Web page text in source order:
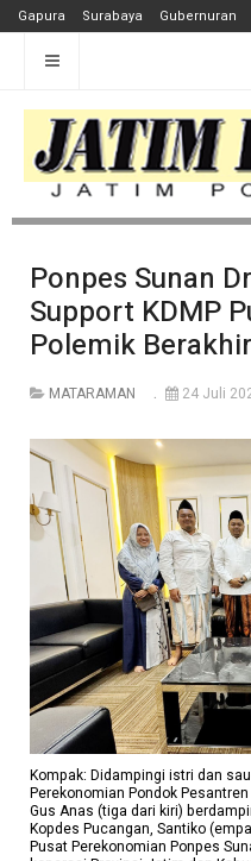
Gapura Surabaya Gubernuran
Ponpes Sunan
Support KDMP
Polemik Berakhir
MATARAMAN 24 Juli
Kompak: Didampingi istri dan
Perekonomian Pondok
Gus Anas (tiga dari kiri)
Kopdes Pucangan, Santiko
Pusat Perekonomian Ponpes